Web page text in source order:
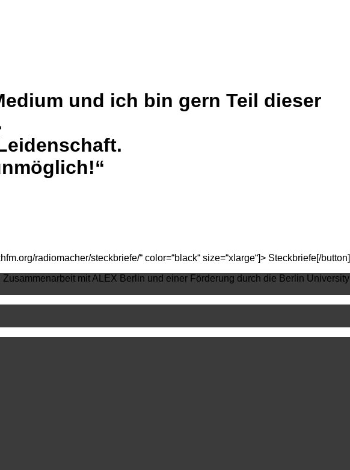
und ich bin gern Teil dieser
radiomacher/steckbriefe/“ color=“black“ size=“xlarge“]> Steckbriefe[/button]
mit ALEX Berlin und einer Förderung durch die Berlin University